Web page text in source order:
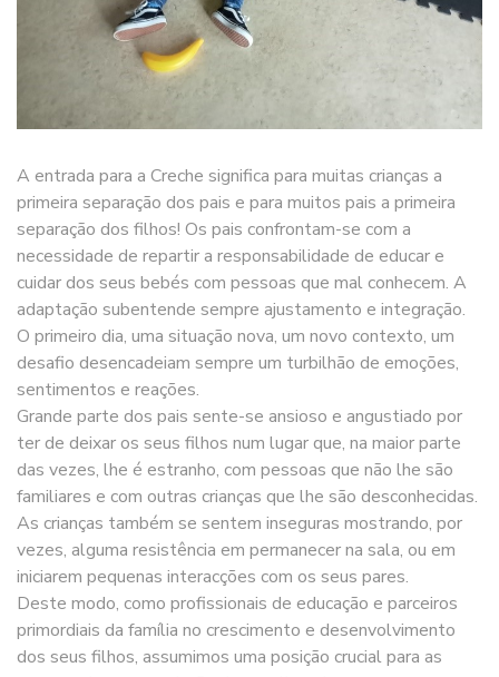
A entrada para a Creche significa para muitas crianças a
primeira separação dos pais e para muitos pais a primeira
separação dos filhos! Os pais confrontam-se com a
necessidade de repartir a responsabilidade de educar e
cuidar dos seus bebés com pessoas que mal conhecem. A
adaptação subentende sempre ajustamento e integração.
O primeiro dia, uma situação nova, um novo contexto, um
desafio desencadeiam sempre um turbilhão de emoções,
sentimentos e reações.
Grande parte dos pais sente-se ansioso e angustiado por
ter de deixar os seus filhos num lugar que, na maior parte
das vezes, lhe é estranho, com pessoas que não lhe são
familiares e com outras crianças que lhe são desconhecidas.
As crianças também se sentem inseguras mostrando, por
vezes, alguma resistência em permanecer na sala, ou em
iniciarem pequenas interacções com os seus pares.
Deste modo, como profissionais de educação e parceiros
primordiais da família no crescimento e desenvolvimento
dos seus filhos, assumimos uma posição crucial para as